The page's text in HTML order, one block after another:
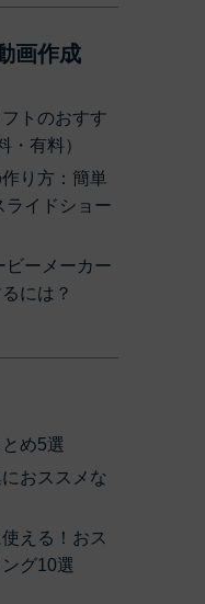
画作成
トのおすす
・有料）
り方：簡単
ライドショー
ビーメーカー
には？
め5選
おススメな
える！おス
グ10選